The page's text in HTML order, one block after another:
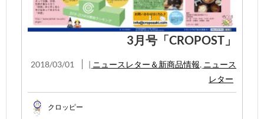
3月号「CROPOST」
2018/03/01 | ニュースレター＆新商品情報, ニュース
レター
クロッピー